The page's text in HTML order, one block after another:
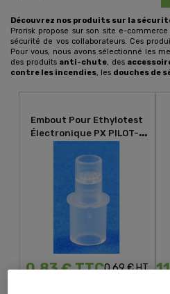
Découvrez nos produits sur la
Prorisk propose sur son site e-
sécurité de vos collaborateurs. Ces
Pour vous, nous avons sélectionné les
des produits anti-chute , des
contre les incendies , les douches de
Embout Pour Ethylotest
Électronique PX PILOT-1
0,83 € TTC0,69 € HT